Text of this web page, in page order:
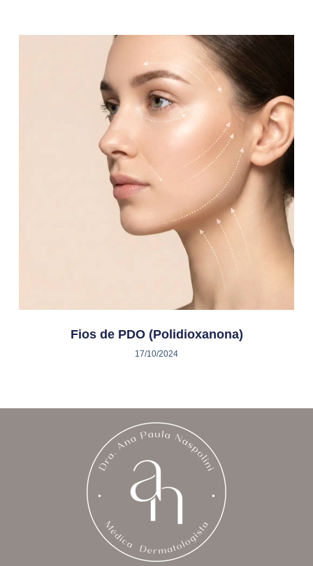
Fios de PDO (Polidioxanona)
17/10/2024